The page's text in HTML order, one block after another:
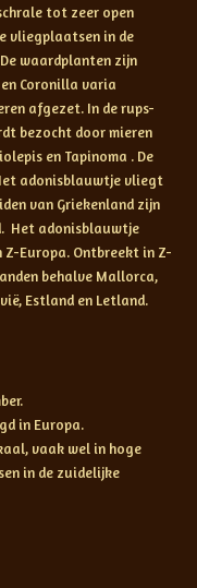
tot zeer open
vliegplaatsen in de
waardplanten zijn
Coronilla varia
afgezet. In de rups-
bezocht door mieren
en Tapinoma . De
adonisblauwtje vliegt
van Griekenland zijn
Het adonisblauwtje
Europa. Ontbreekt in Z-
behalve Mallorca,
Estland en Letland.
in Europa.
vaak wel in hoge
in de zuidelijke